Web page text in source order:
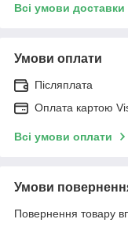
Всі умови доставки
Умови оплати
Післяплата
Оплата картою
Всі умови оплати
Умови
Повернення товару